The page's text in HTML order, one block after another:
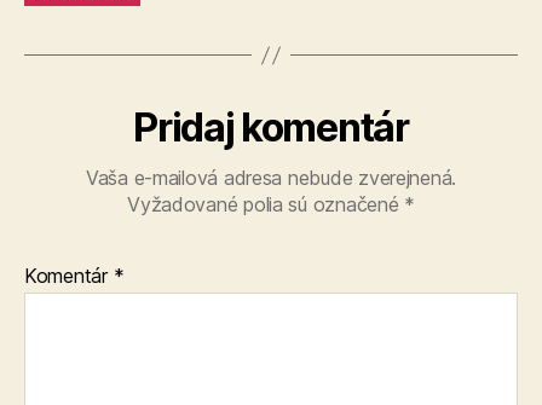
Pridaj komentár
Vaša e-mailová adresa nebude zverejnená.
Vyžadované polia sú označené *
Komentár *